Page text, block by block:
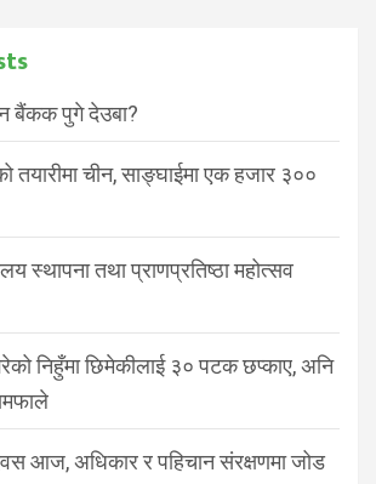
बैंकक पुगे देउबा?
तयारीमा चीन, साङ्घाईमा एक हजार ३००
स्थापना तथा प्राणप्रतिष्ठा महोत्सव
निहुँमा छिमेकीलाई ३० पटक छप्काए, अनि
आज, अधिकार र पहिचान संरक्षणमा जोड